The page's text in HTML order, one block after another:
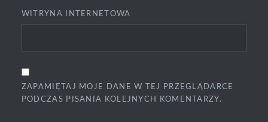
WITRYNA INTERNETOWA
ZAPAMIĘTAJ MOJE DANE W TEJ PRZEGLĄDARCE
PODCZAS PISANIA KOLEJNYCH KOMENTARZY.